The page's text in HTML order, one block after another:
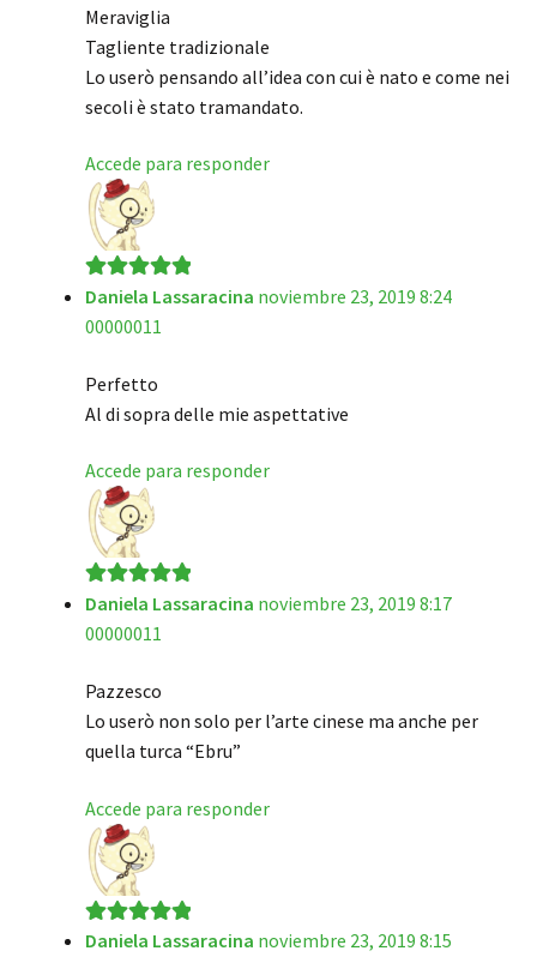
Meraviglia
Tagliente tradizionale
Lo userò pensando all’idea con cui è nato e come nei
secoli è stato tramandato.
Accede para responder
Valorado en5
de 5
Daniela Lassaracina noviembre 23, 2019 8:24
00000011
Perfetto
Al di sopra delle mie aspettative
Accede para responder
Valorado en5
de 5
Daniela Lassaracina noviembre 23, 2019 8:17
00000011
Pazzesco
Lo userò non solo per l’arte cinese ma anche per
quella turca “Ebru”
Accede para responder
Valorado en5
Daniela Lassaracina noviembre 23, 2019 8:15